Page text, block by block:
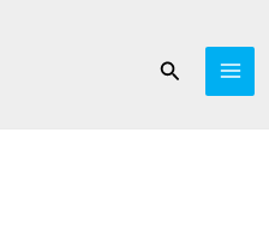
Buscar